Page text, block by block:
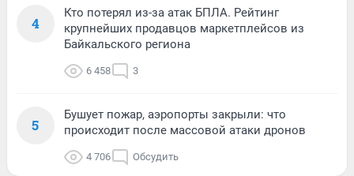
4
Кто потерял из-за атак БПЛА. Рейтинг
крупнейших продавцов маркетплейсов из
Байкальского региона
6 458 3
5
Бушует пожар, аэропорты закрыли: что
происходит после массовой атаки дронов
4 706 Обсудить